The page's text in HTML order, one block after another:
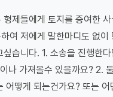
제들에게 토지를 증여한
여 저에게 말한마디도 없이
습니다. 1. 소송을 진행한
나 가져올수 있을까요? 2.
어떻게 되는건가요? 또는